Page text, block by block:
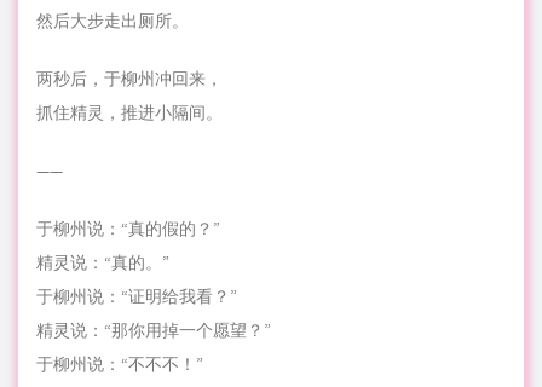
然后大步走出厕所。
两秒后，于柳州冲回来，
抓住精灵，推进小隔间。
——
于柳州说：“真的假的？”
精灵说：“真的。”
于柳州说：“证明给我看？”
精灵说：“那你用掉一个愿望？”
于柳州说：“不不不！”